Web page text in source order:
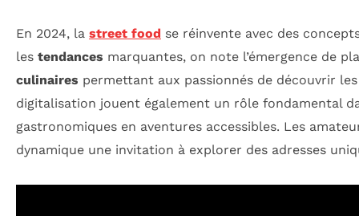
En 2024, la street food se réinvente avec des
les tendances marquantes, on note l’émergence de
culinaires permettant aux passionnés de découvrir
digitalisation jouent également un rôle fondamental
gastronomiques en aventures accessibles. Les
dynamique une invitation à explorer des adresses